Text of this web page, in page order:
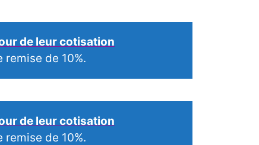
de leur cotisation
de 10%.
de leur cotisation
de 10%.